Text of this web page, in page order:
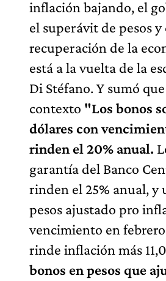
inflación bajando, el
el superávit de pesos y
recuperación de la
está a la vuelta de la
Di Stéfano. Y sumó
contexto "Los bonos
dólares con
rinden el 20% anual.
garantía del Banco
rinden el 25% anual, y
pesos ajustado pro
vencimiento en
rinde inflación más
bonos en pesos que